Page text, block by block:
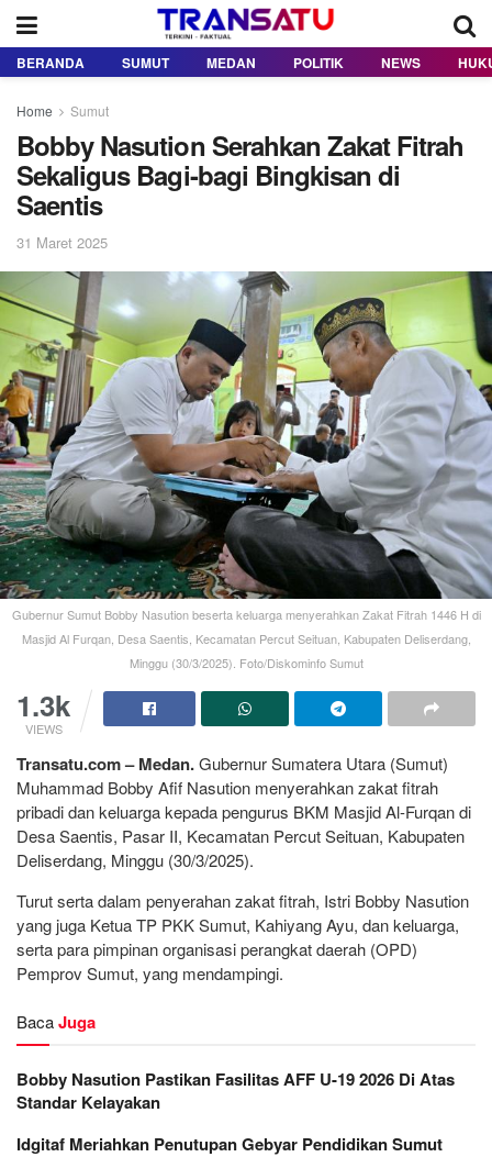
BERANDA SUMUT MEDAN POLITIK NEWS
Home Sumut
Bobby Nasution Serahkan Zakat Fitrah
Sekaligus Bagi-bagi Bingkisan di
Saentis
31 Maret 2025
Gubernur Sumut Bobby Nasution beserta keluarga menyerahkan Zakat Fitrah 1446 H di
Masjid Al Furqan, Desa Saentis, Kecamatan Percut Seituan, Kabupaten Deliserdang,
Minggu (30/3/2025). Foto/Diskominfo Sumut
1.3k
VIEWS
Transatu.com – Medan.Gubernur Sumatera Utara (Sumut)
Muhammad Bobby Afif Nasution menyerahkan zakat fitrah
pribadi dan keluarga kepada pengurus BKM Masjid Al-Furqan di
Desa Saentis, Pasar II, Kecamatan Percut Seituan, Kabupaten
Deliserdang, Minggu (30/3/2025).
Turut serta dalam penyerahan zakat fitrah, Istri Bobby Nasution
yang juga Ketua TP PKK Sumut, Kahiyang Ayu, dan keluarga,
serta para pimpinan organisasi perangkat daerah (OPD)
Pemprov Sumut, yang mendampingi.
BacaJuga
Bobby Nasution Pastikan Fasilitas AFF U-19 2026 Di Atas
Standar Kelayakan
Idgitaf Meriahkan Penutupan Gebyar Pendidikan Sumut